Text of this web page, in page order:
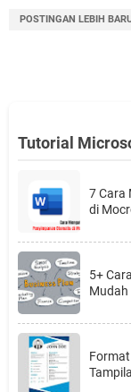
POSTINGAN LEBIH
Tutorial
7 Cara
di
5+